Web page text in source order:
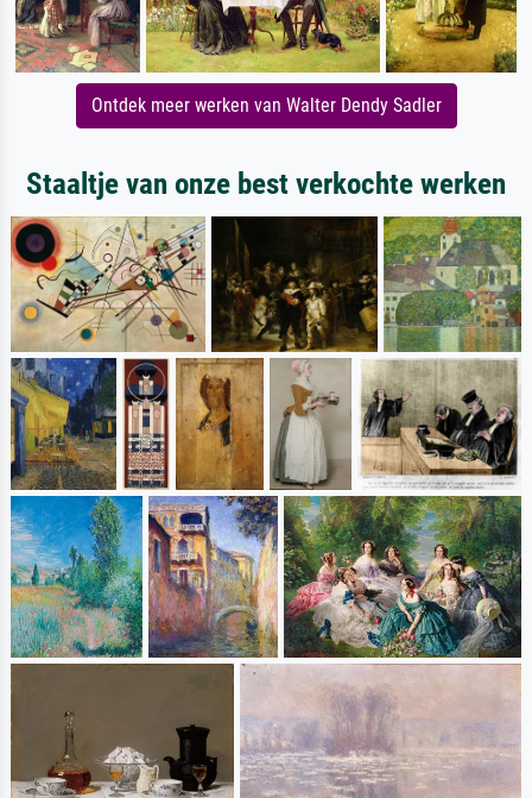
Ontdek meer werken van Walter Dendy Sadler
Staaltje van onze best verkochte werken